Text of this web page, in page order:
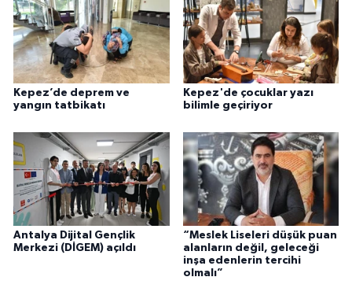
Kepez’de deprem ve
yangın tatbikatı
Kepez'de çocuklar yazı
bilimle geçiriyor
Antalya Dijital Gençlik
Merkezi (DİGEM) açıldı
“Meslek Liseleri düşük puan
alanların değil, geleceği
inşa edenlerin tercihi
olmalı”